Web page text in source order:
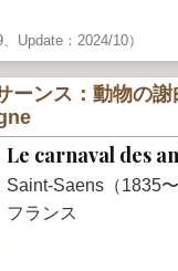
Update：2024/10）
ーンス：動物の
Le carnaval des
Saint-Saens（1835〜
フランス